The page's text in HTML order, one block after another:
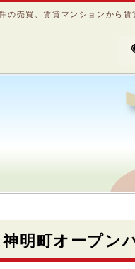
の売買、賃貸マンションから
物
神明町オープ